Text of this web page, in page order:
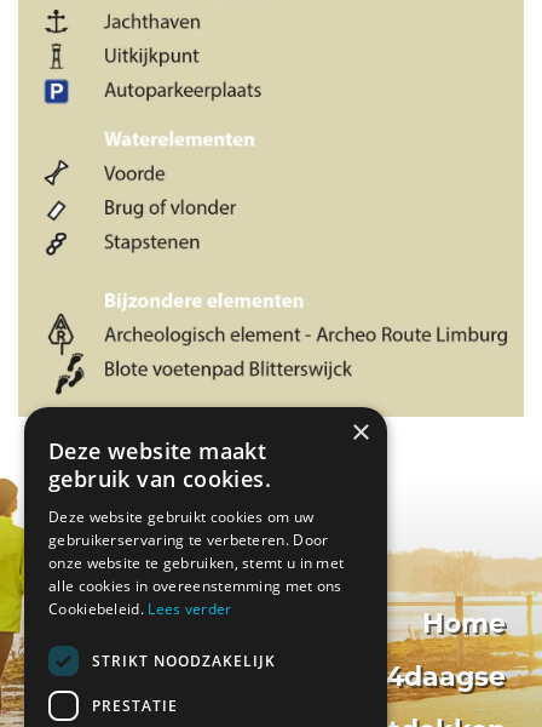
Home
Fiets4daagse
×
Deze website maakt
gebruik van cookies.
Deze website gebruikt cookies om uw
gebruikerservaring te verbeteren. Door
onze website te gebruiken, stemt u in met
alle cookies in overeenstemming met ons
Cookiebeleid. Lees verder
STRIKT NOODZAKELIJK
PRESTATIE